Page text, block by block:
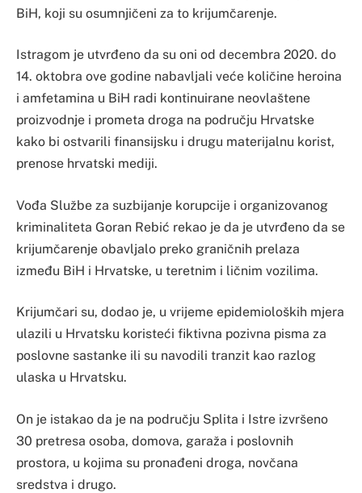
BiH, koji su osumnjičeni za to krijumčarenje.
Istragom je utvrđeno da su oni od decembra 2020. do
14. oktobra ove godine nabavljali veće količine heroina
i amfetamina u BiH radi kontinuirane neovlaštene
proizvodnje i prometa droga na području Hrvatske
kako bi ostvarili finansijsku i drugu materijalnu korist,
prenose hrvatski mediji.
Vođa Službe za suzbijanje korupcije i organizovanog
kriminaliteta Goran Rebić rekao je da je utvrđeno da se
krijumčarenje obavljalo preko graničnih prelaza
između BiH i Hrvatske, u teretnim i ličnim vozilima.
Krijumčari su, dodao je, u vrijeme epidemioloških mjera
ulazili u Hrvatsku koristeći fiktivna pozivna pisma za
poslovne sastanke ili su navodili tranzit kao razlog
ulaska u Hrvatsku.
On je istakao da je na području Splita i Istre izvršeno
30 pretresa osoba, domova, garaža i poslovnih
prostora, u kojima su pronađeni droga, novčana
sredstva i drugo.